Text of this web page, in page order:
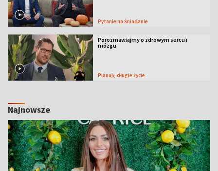
Pytanie na Śniadanie
Porozmawiajmy o zdrowym sercu i
mózgu
Planuję długie życie
Najnowsze